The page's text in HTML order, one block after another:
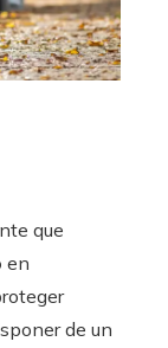
que
en
de un